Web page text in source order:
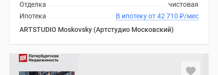
чистовая
Отделка
В ипотеку от 42 710 ₽/мес
Ипотека
ARTSTUDIO Moskovsky (Артстудио Московский)